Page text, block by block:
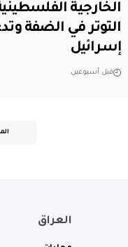
الخارجية
التوتر في الضفة
إسرائيل
قبل أسبوعين
العراق